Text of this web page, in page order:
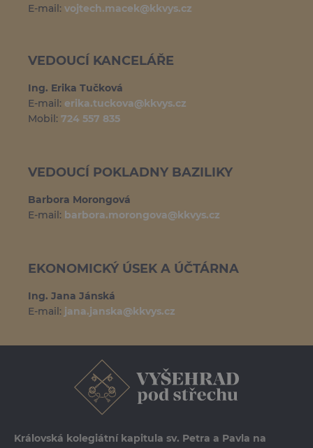
E-mail: vojtech.macek@kkvys.cz
VEDOUCÍ KANCELÁŘE
Ing. Erika Tučková
E-mail: erika.tuckova@kkvys.cz
Mobil: 724 557 835
VEDOUCÍ POKLADNY BAZILIKY
Barbora Morongová
E-mail: barbora.morongova@kkvys.cz
EKONOMICKÝ ÚSEK A ÚČTÁRNA
Ing. Jana Jánská
E-mail: jana.janska@kkvys.cz
Královská kolegiátní kapitula sv. Petra a Pavla na